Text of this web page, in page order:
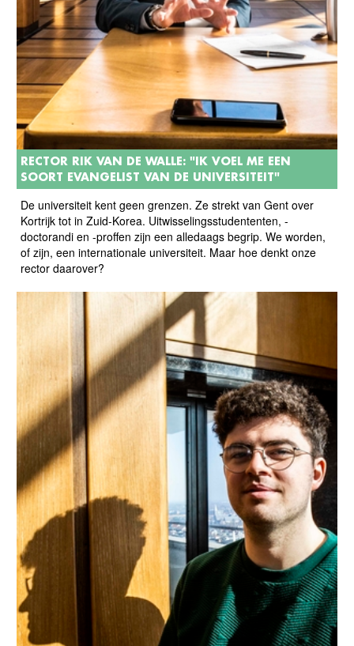
RECTOR RIK VAN DE WALLE: "IK VOEL ME EEN
SOORT EVANGELIST VAN DE UNIVERSITEIT"
De universiteit kent geen grenzen. Ze strekt van Gent over
Kortrijk tot in Zuid-Korea. Uitwisselingsstudententen, -
doctorandi en -proffen zijn een alledaags begrip. We worden,
of zijn, een internationale universiteit. Maar hoe denkt onze
rector daarover?